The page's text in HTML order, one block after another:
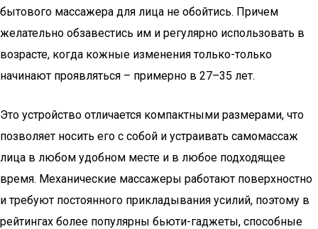
бытового массажера для лица не обойтись. Причем
желательно обзавестись им и регулярно использовать в
возрасте, когда кожные изменения только-только
начинают проявляться – примерно в 27–35 лет.
Это устройство отличается компактными размерами, что
позволяет носить его с собой и устраивать самомассаж
лица в любом удобном месте и в любое подходящее
время. Механические массажеры работают поверхностно
и требуют постоянного прикладывания усилий, поэтому в
рейтингах более популярны бьюти-гаджеты, способные